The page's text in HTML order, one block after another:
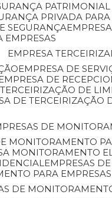
PRIVADA
SEGURANÇA
EMPRESAS
EMPRESA
EMPRESA DE
EMPRESA DE
TERCEIRIZAÇÃO DE
DE TERCEIRIZAÇÃO
DE
MONITORAMENTO
MONITORAMENTO
EMPRESAS
PARA EMPRESAS
DE